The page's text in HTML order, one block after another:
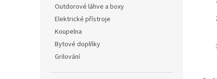
Outdorové láhve a boxy
Elektrické přístroje
Koupelna
Bytové doplňky
Grilování